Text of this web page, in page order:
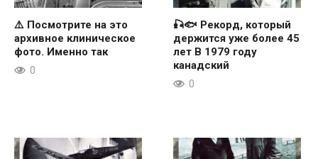
⚠️ Посмотрите на это
архивное клиническое
фото. Именно так
0
🎣🐟 Рекорд, который
держится уже более 45
лет В 1979 году
канадский
0